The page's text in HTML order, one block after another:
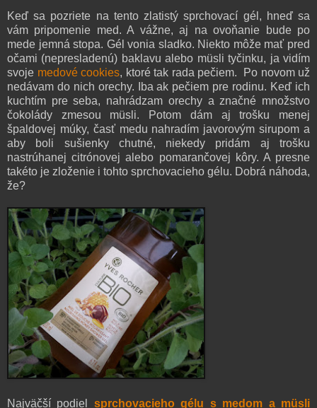
Keď sa pozriete na tento zlatistý sprchovací gél, hneď sa
vám pripomenie med. A vážne, aj na ovoňanie bude po
mede jemná stopa. Gél vonia sladko. Niekto môže mať pred
očami (nepresladenú) baklavu alebo müsli tyčinku, ja vidím
svoje medové cookies, ktoré tak rada pečiem. Po novom už
nedávam do nich orechy. Iba ak pečiem pre rodinu. Keď ich
kuchtím pre seba, nahrádzam orechy a značné množstvo
čokolády zmesou müsli. Potom dám aj trošku menej
špaldovej múky, časť medu nahradím javorovým sirupom a
aby boli sušienky chutné, niekedy pridám aj trošku
nastrúhanej citrónovej alebo pomarančovej kôry. A presne
takéto je zloženie i tohto sprchovacieho gélu. Dobrá náhoda,
že?
Najväčší podiel sprchovacieho gélu s medom a müsli